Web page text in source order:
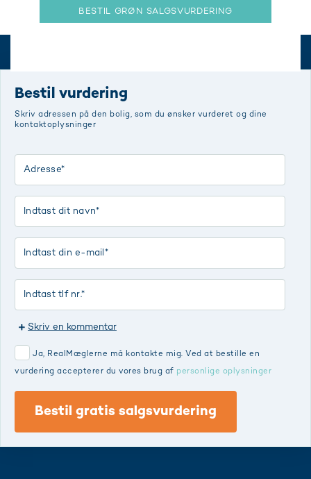
BESTIL GRØN SALGSVURDERING
Bestil vurdering
Skriv adressen på den bolig, som du ønsker vurderet og dine
kontaktoplysninger
Skriv en kommentar
Ja, RealMæglerne må kontakte mig. Ved at bestille en
vurdering accepterer du vores brug af personlige oplysninger
Bestil gratis salgsvurdering